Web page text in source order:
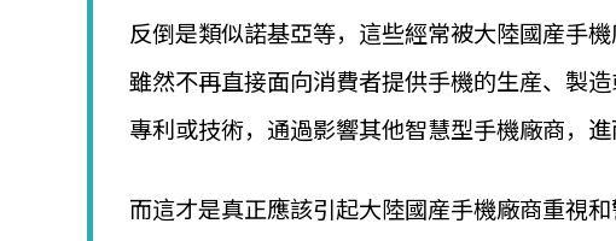
美
國
專
利
反倒是類似諾基亞等，這些經常被大陸國産手
雖然不再直接面向消費者提供手機的生産、製
專利或技術，通過影響其他智慧型手機廠商，進
而這才是真正應該引起大陸國産手機廠商重視